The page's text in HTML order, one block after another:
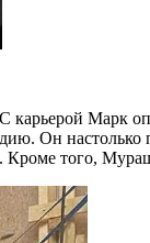
Марк
Он
того,